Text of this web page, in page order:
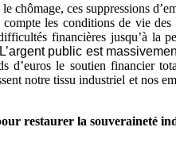
chômage, ces suppressions
les conditions de vie
financières jusqu’à la
public est
d’euros le soutien financier
notre tissu industriel et nos
restaurer la souveraineté